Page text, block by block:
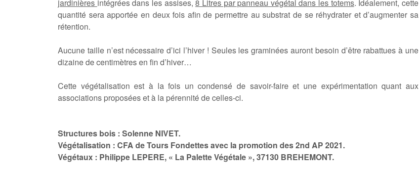
jardinières intégrées dans les assises,8 Litres par panneau végétal dans les totems. Idéalement, cette
quantité sera apportée en deux fois afin de permettre au substrat de se réhydrater et d’augmenter sa
rétention.
Aucune taille n’est nécessaire d’ici l’hiver ! Seules les graminées auront besoin d’être rabattues à une
dizaine de centimètres en fin d’hiver…
Cette végétalisation est à la fois un condensé de savoir-faire et une expérimentation quant aux
associations proposées et à la pérennité de celles-ci.
Structures bois : Solenne NIVET.
Végétalisation : CFA de Tours Fondettes avec la promotion des 2nd AP 2021.
Végétaux : Philippe LEPERE, « La Palette Végétale », 37130 BREHEMONT.